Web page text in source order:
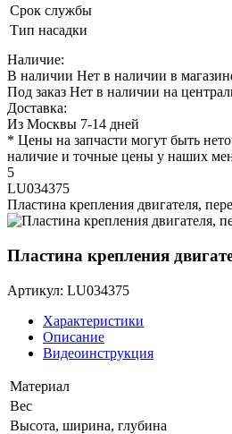
Срок службы
Тип насадки
Наличие:
В наличии Нет в наличии в
Под заказ Нет в наличии на
Доставка:
Из Москвы 7-14 дней
* Цены на запчасти могут быть
наличие и точные цены у наших
5
LU034375
Пластина крепления двигателя,
Пластина крепления
Артикул: LU034375
Характеристики
Описание
Видеоинструкция
Материал
Вес
Высота, ширина, глубина